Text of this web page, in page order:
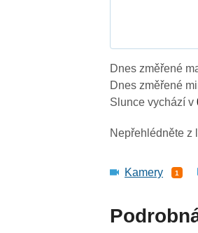
Dnes změřené
Dnes změřené
Slunce vychází v
Nepřehlédněte z
Kamery 1